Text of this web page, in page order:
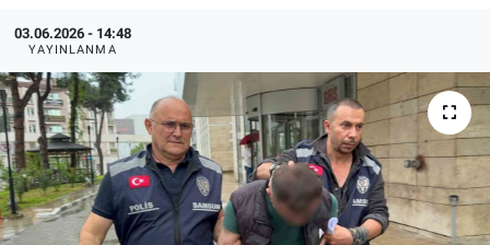
03.06.2026 - 14:48
YAYINLANMA